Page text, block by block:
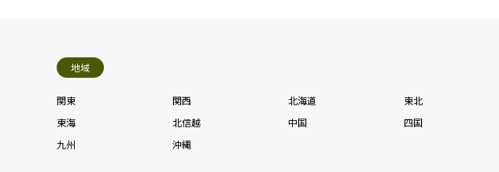
地域
関東 関西 北海道
東北
東海
北信越 中国
四国
九州
沖縄